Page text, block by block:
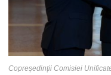
Copreședinții Comisiei